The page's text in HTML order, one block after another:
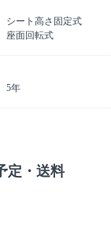
シート高さ固定式
座面回転式
5年
定・送料